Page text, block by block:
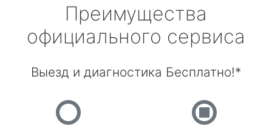
Преимущества
официального сервиса
Выезд и диагностика Бесплатно!*